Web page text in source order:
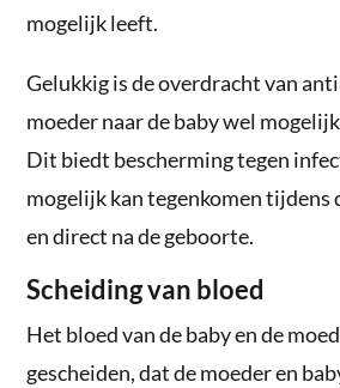
mogelijk leeft.
Gelukkig is de overdracht van
moeder naar de baby wel
Dit biedt bescherming tegen
mogelijk kan tegenkomen tijdens
en direct na de geboorte.
Scheiding van bloed
Het bloed van de baby en de
gescheiden, dat de moeder en